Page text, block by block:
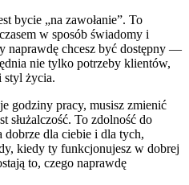
bycie „na zawołanie”. To
w sposób świadomy i
naprawdę chcesz być dostępny —
nie tylko potrzeby klientów,
styl życia.
godziny pracy, musisz zmienić
służalczość. To zdolność do
dobrze dla ciebie i dla tych,
kiedy ty funkcjonujesz w dobrej
to, czego naprawdę